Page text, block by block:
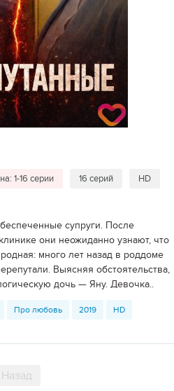
1-16 серии 16 серий
HD
супруги. После
они неожиданно узнают, что
много лет назад в роддоме
Выясняя обстоятельства,
дочь — Яну. Девочка..
Про любовь 2019 HD
Назад